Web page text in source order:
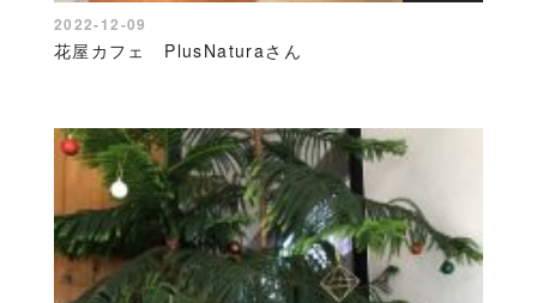
2022-12-09
花屋カフェ PlusNaturaさん